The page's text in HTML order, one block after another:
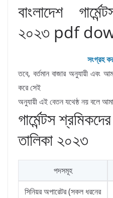
বাংলাদেশ
২০২৩ pdf
সংগ্রহ
তবে, বর্তমান বাজার অনুযায়ী এবং
করে সেই
অনুযায়ী এই বেতন যথেষ্ঠ নয় বলে
গার্মেন্টস
তালিকা ২০২৩
পদসমূহ
সিনিয়র অপারেটর (সকল ধরনের